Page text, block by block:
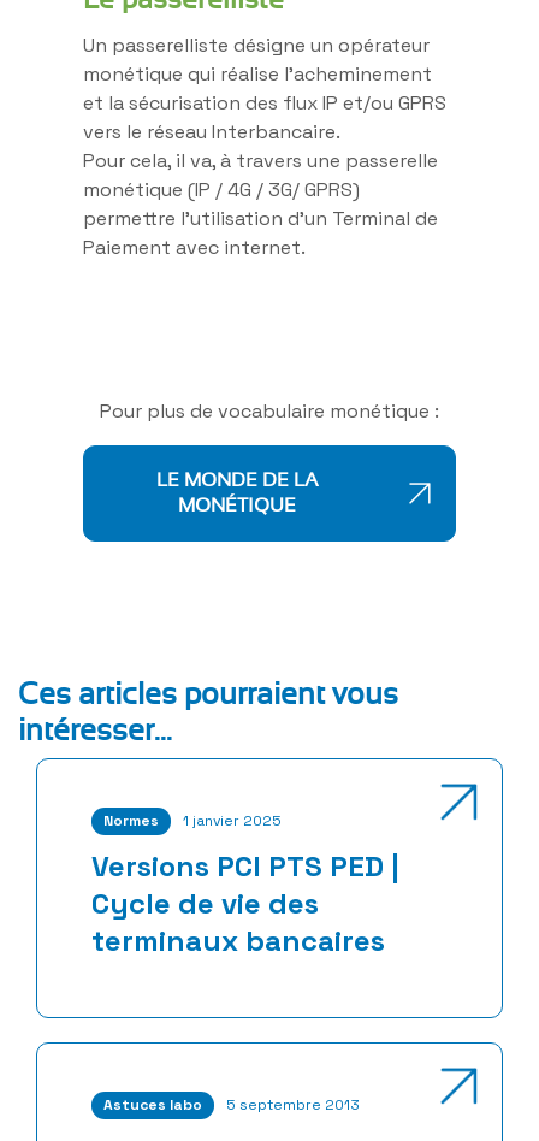
Un passerelliste désigne un opérateur
monétique qui réalise l’acheminement
et la sécurisation des flux IP et/ou GPRS
vers le réseau Interbancaire.
Pour cela, il va, à travers une passerelle
monétique (IP / 4G / 3G/ GPRS)
permettre l’utilisation d’un Terminal de
Paiement avec internet.
Pour plus de vocabulaire monétique :
LE MONDE DE LA
MONÉTIQUE
Ces articles pourraient vous
intéresser...
Normes 1 janvier 2025
Versions PCI PTS PED |
Cycle de vie des
terminaux bancaires
Astuces labo 5 septembre 2013